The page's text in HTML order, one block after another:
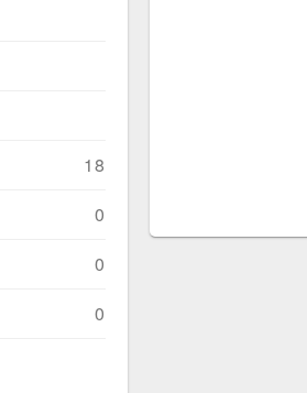
18
0
0
0